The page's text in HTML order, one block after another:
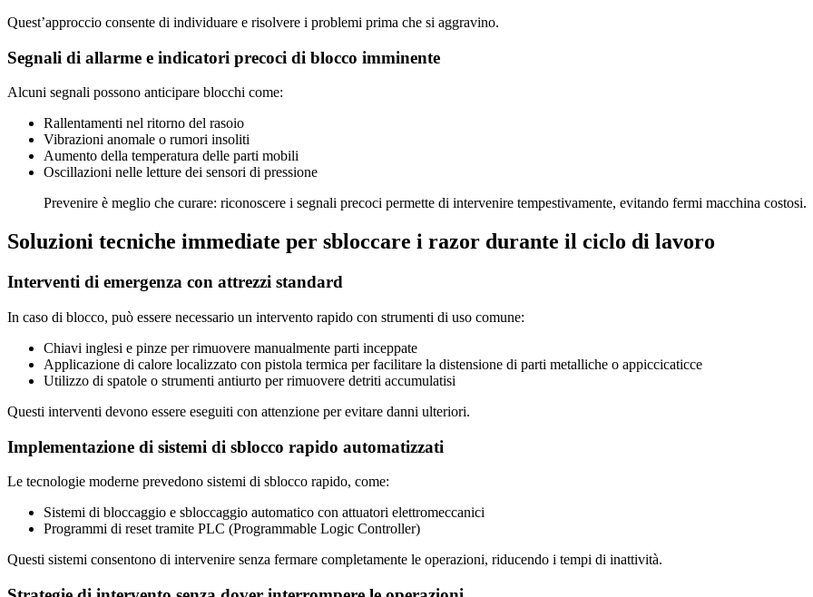
Quest’approccio consente di individuare e risolvere i problemi prima che si aggravino.
Segnali di allarme e indicatori precoci di blocco imminente
Alcuni segnali possono anticipare blocchi come:
Rallentamenti nel ritorno del rasoio
Vibrazioni anomale o rumori insoliti
Aumento della temperatura delle parti mobili
Oscillazioni nelle letture dei sensori di pressione
Prevenire è meglio che curare: riconoscere i segnali precoci permette di intervenire tempestivamente, evitando fermi macchina costosi.
Soluzioni tecniche immediate per sbloccare i razor durante il ciclo di lavoro
Interventi di emergenza con attrezzi standard
In caso di blocco, può essere necessario un intervento rapido con strumenti di uso comune:
Chiavi inglesi e pinze per rimuovere manualmente parti inceppate
Applicazione di calore localizzato con pistola termica per facilitare la distensione di parti metalliche o appiccicaticce
Utilizzo di spatole o strumenti antiurto per rimuovere detriti accumulatisi
Questi interventi devono essere eseguiti con attenzione per evitare danni ulteriori.
Implementazione di sistemi di sblocco rapido automatizzati
Le tecnologie moderne prevedono sistemi di sblocco rapido, come:
Sistemi di bloccaggio e sbloccaggio automatico con attuatori elettromeccanici
Programmi di reset tramite PLC (Programmable Logic Controller)
Questi sistemi consentono di intervenire senza fermare completamente le operazioni, riducendo i tempi di inattività.